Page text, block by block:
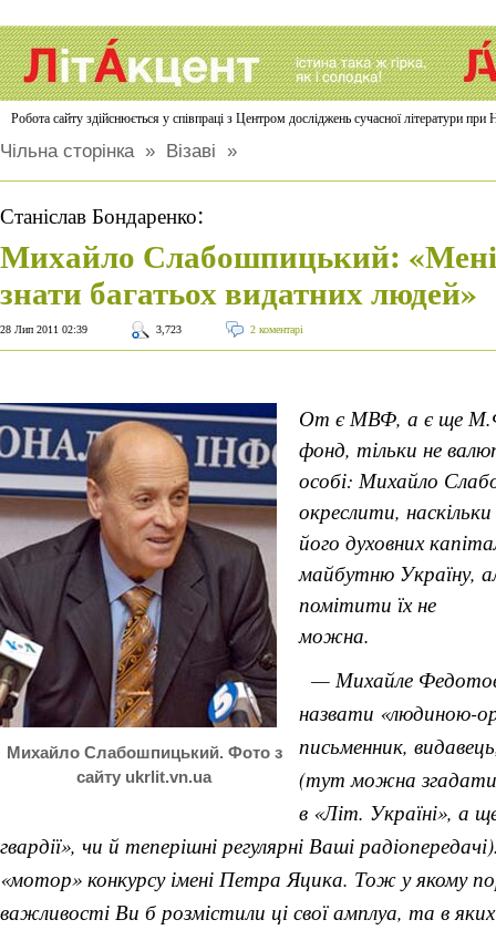
Робота сайту здійснюється у співпраці з Центром досліджень сучасної літератури
Чільна сторінка» Візаві »
Станіслав Бондаренко:
Михайло Слабошпицький:
знати багатьох видатних людей»
28 Лип 2011 02:39 3,723 2 коментарі
Михайло Слабошпицький. Фото з
сайту ukrlit.vn.ua
От є МВФ, а є ще
фонд, тільки не
особі: Михайло
окреслити,
його духовних
майбутню Україну,
помітити їх не
— Михайле
назвати «людиною-
письменник,
(тут можна
в «Літ. Україні», а
гвардії», чи й теперішні регулярні Ваші
«мотор» конкурсу імені Петра Яцика. Тож у якому
важливості Ви б розмістили ці свої амплуа, та в